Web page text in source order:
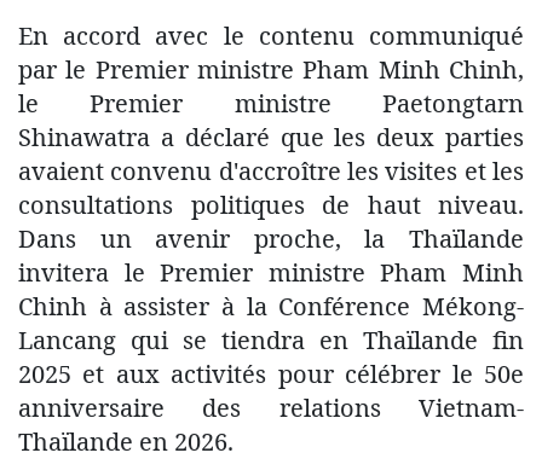
En accord avec le contenu communiqué
par le Premier ministre Pham Minh Chinh,
le Premier ministre Paetongtarn
Shinawatra a déclaré que les deux parties
avaient convenu d'accroître les visites et les
consultations politiques de haut niveau.
Dans un avenir proche, la Thaïlande
invitera le Premier ministre Pham Minh
Chinh à assister à la Conférence Mékong-
Lancang qui se tiendra en Thaïlande fin
2025 et aux activités pour célébrer le 50e
anniversaire des relations Vietnam-
Thaïlande en 2026.